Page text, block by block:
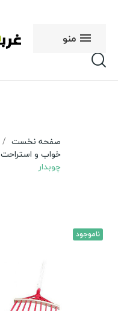
منو
صفحه نخست
خواب و استراحت
چوبدار
ناموجود